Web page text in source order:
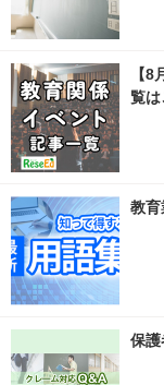
【
覧
教育
保護